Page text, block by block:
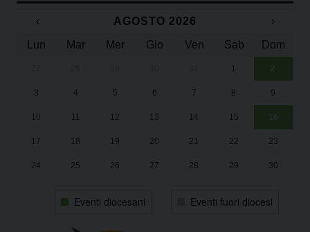
‹ AGOSTO 2026
›
Lun
Mar Mer Gio Ven Sab Dom
1 2
3 4 5 6 7 8 9
10 11 12 13 14 15 16
17 18 19 20 21 22 23
24 25 26 27 28 29 30
Eventi diocesani Eventi fuori diocesi